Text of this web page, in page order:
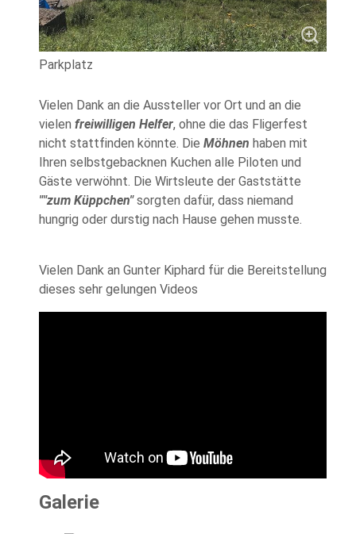
Parkplatz
Vielen Dank an die Aussteller vor Ort und an die
vielen freiwilligen Helfer, ohne die das Fligerfest
nicht stattfinden könnte. Die Möhnen haben mit
Ihren selbstgebacknen Kuchen alle Piloten und
Gäste verwöhnt. Die Wirtsleute der Gaststätte
""zum Küppchen"sorgten dafür, dass niemand
hungrig oder durstig nach Hause gehen musste.
Vielen Dank an Gunter Kiphard für die Bereitstellung
dieses sehr gelungen Videos
Galerie